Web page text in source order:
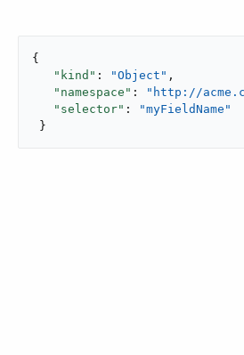
{
"kind" : "Object" ,
"namespace" : "http://
"selector" :
"myFieldName"
}